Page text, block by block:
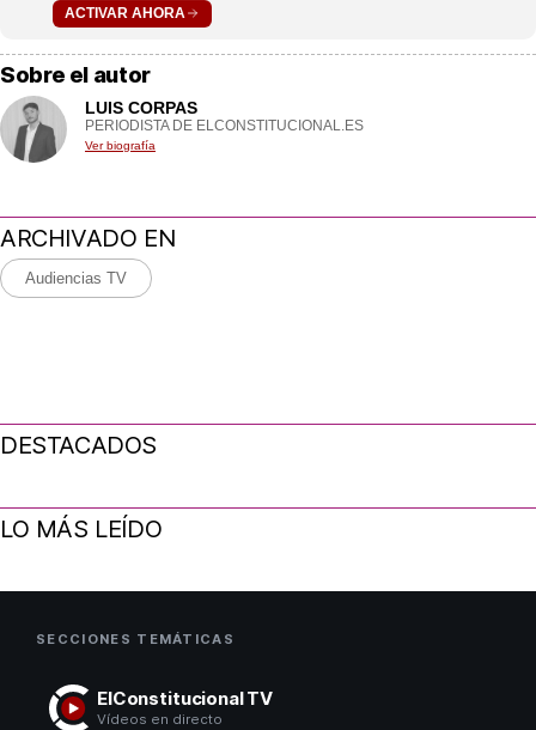
ACTIVAR AHORA
Sobre el autor
LUIS CORPAS
PERIODISTA DE ELCONSTITUCIONAL.ES
Ver biografía
ARCHIVADO EN
Audiencias TV
DESTACADOS
LO MÁS LEÍDO
SECCIONES TEMÁTICAS
ElConstitucional TV
Vídeos en directo